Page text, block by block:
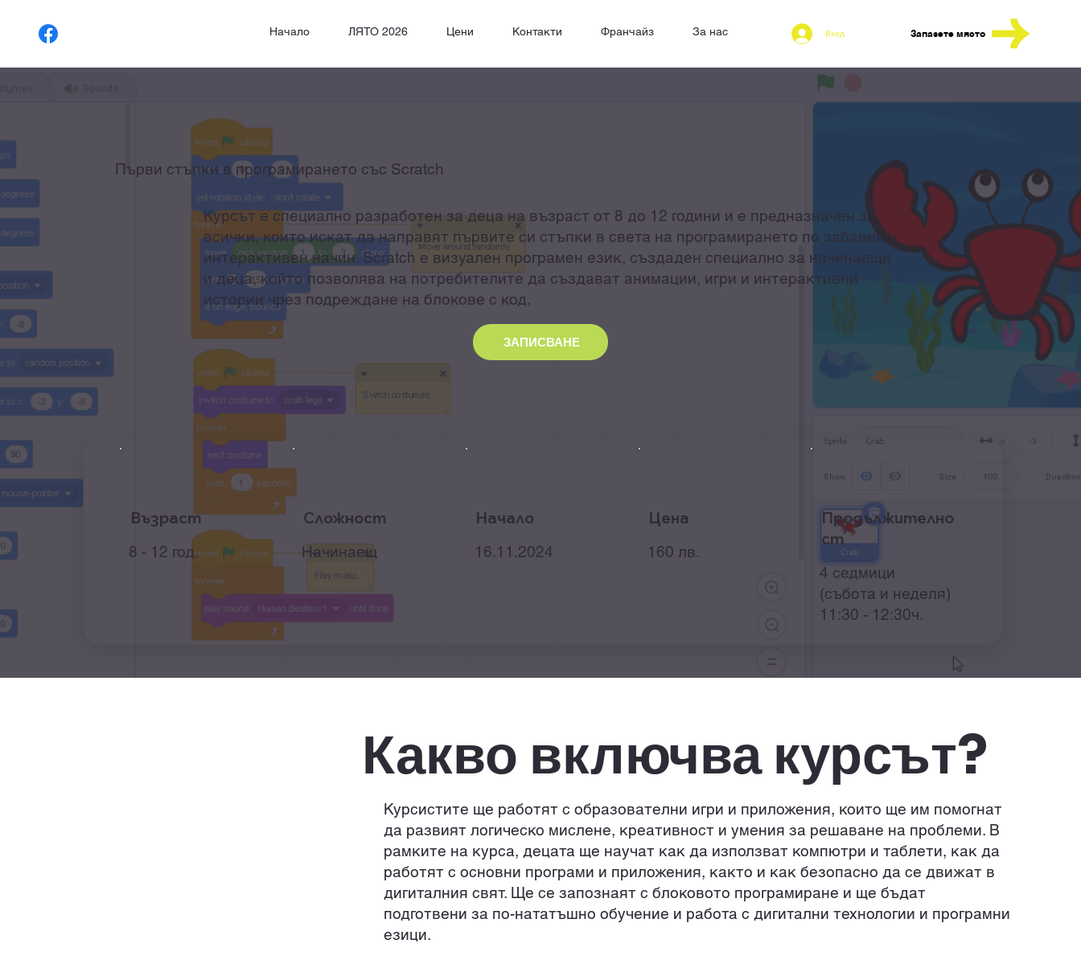
Начало ЛЯТО 2026 Цени Контакти Франчайз За нас Вход Запазете място
Първи стъпки в програмирането със Scratch
Курсът е специално разработен за деца на възраст от 8 до 12 години и е предназначен за
всички, които искат да направят първите си стъпки в света на програмирането по забавен и
интерактивен начин. Scratch е визуален програмен език, създаден специално за начинаещи
и деца, който позволява на потребителите да създават анимации, игри и интерактивни
истории чрез подреждане на блокове с код.
ЗАПИСВАНЕ
Възраст
8 - 12 год.
Сложност
Начинаещ
Начало
16.11.2024
Цена
160 лв.
Продължително
ст
4 седмици
(събота и неделя)
11:30 - 12:30ч.
Какво включва курсът?
Курсистите ще работят с образователни игри и приложения, които ще им помогнат
да развият логическо мислене, креативност и умения за решаване на проблеми. В
рамките на курса, децата ще научат как да използват компютри и таблети, как да
работят с основни програми и приложения, както и как безопасно да се движат в
дигиталния свят. Ще се запознаят с блоковото програмиране и ще бъдат
подготвени за по-нататъшно обучение и работа с дигитални технологии и програмни
езици.